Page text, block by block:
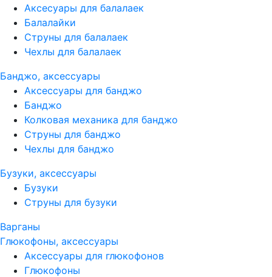
Аксесуары для балалаек
Балалайки
Струны для балалаек
Чехлы для балалаек
Банджо, аксессуары
Аксессуары для банджо
Банджо
Колковая механика для банджо
Струны для банджо
Чехлы для банджо
Бузуки, аксессуары
Бузуки
Струны для бузуки
Варганы
Глюкофоны, аксессуары
Аксессуары для глюкофонов
Глюкофоны